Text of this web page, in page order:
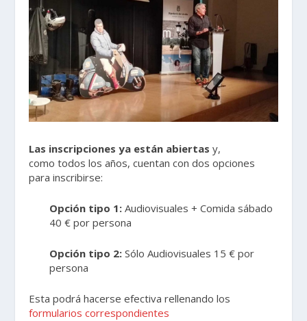
Las inscripciones ya están abiertas y,
como todos los años, cuentan con dos opciones
para inscribirse:
Opción tipo 1: Audiovisuales + Comida sábado
40 € por persona
Opción tipo 2: Sólo Audiovisuales 15 € por
persona
Esta podrá hacerse efectiva rellenando los
formularios correspondientes